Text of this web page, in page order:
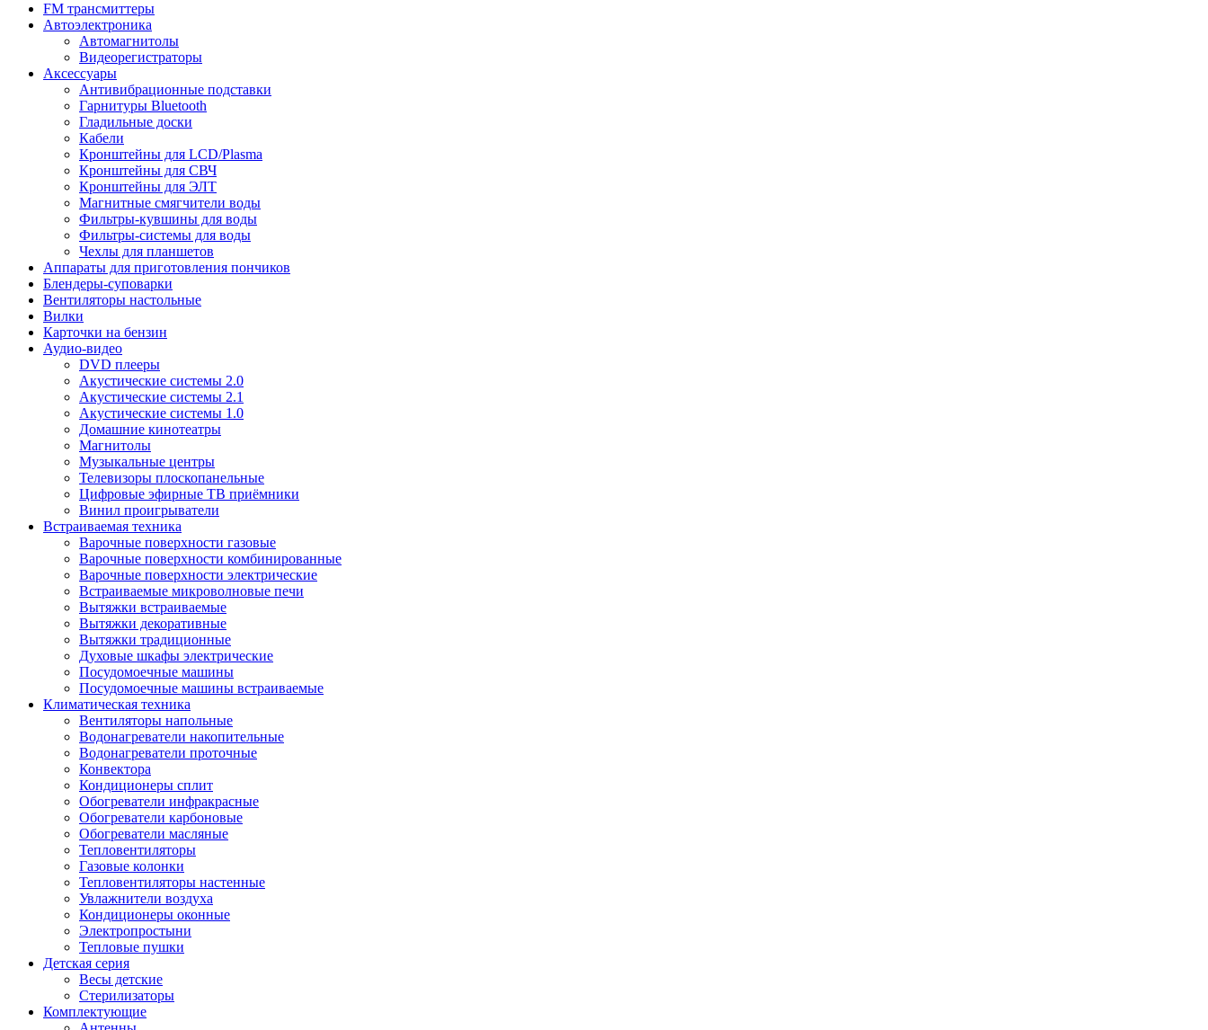
FM трансмиттеры
Автоэлектроника
Автомагнитолы
Видеорегистраторы
Аксессуары
Антивибрационные подставки
Гарнитуры Bluetooth
Гладильные доски
Кабели
Кронштейны для LCD/Plasma
Кронштейны для СВЧ
Кронштейны для ЭЛТ
Магнитные смягчители воды
Фильтры-кувшины для воды
Фильтры-системы для воды
Чехлы для планшетов
Аппараты для приготовления пончиков
Блендеры-суповарки
Вентиляторы настольные
Вилки
Карточки на бензин
Аудио-видео
DVD плееры
Акустические системы 2.0
Акустические системы 2.1
Акустические системы 1.0
Домашние кинотеатры
Магнитолы
Музыкальные центры
Телевизоры плоскопанельные
Цифровые эфирные ТВ приёмники
Винил проигрыватели
Встраиваемая техника
Варочные поверхности газовые
Варочные поверхности комбинированные
Варочные поверхности электрические
Встраиваемые микроволновые печи
Вытяжки встраиваемые
Вытяжки декоративные
Вытяжки традиционные
Духовые шкафы электрические
Посудомоечные машины
Посудомоечные машины встраиваемые
Климатическая техника
Вентиляторы напольные
Водонагреватели накопительные
Водонагреватели проточные
Конвектора
Кондиционеры сплит
Обогреватели инфракрасные
Обогреватели карбоновые
Обогреватели масляные
Тепловентиляторы
Газовые колонки
Тепловентиляторы настенные
Увлажнители воздуха
Кондиционеры оконные
Электропростыни
Тепловые пушки
Детская серия
Весы детские
Стерилизаторы
Комплектующие